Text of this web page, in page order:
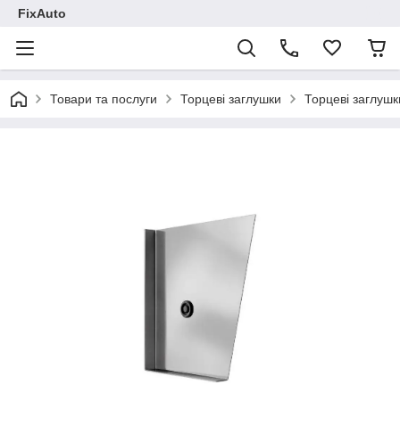
FixAuto
Товари та послуги Торцеві заглушки Торцеві